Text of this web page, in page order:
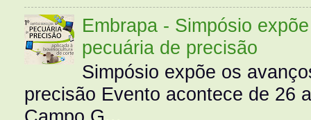
Embrapa - Simpósio
pecuária de precisão
Simpósio expõe os
precisão Evento acontece de 26